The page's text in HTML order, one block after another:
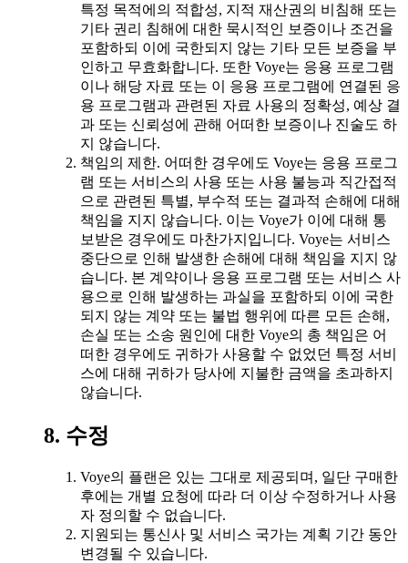
특정 목적에의 적합성, 지적 재산권의 비침해 또는
기타 권리 침해에 대한 묵시적인 보증이나 조건을
포함하되 이에 국한되지 않는 기타 모든 보증을 부
인하고 무효화합니다. 또한 Voye는 응용 프로그램
이나 해당 자료 또는 이 응용 프로그램에 연결된 응
용 프로그램과 관련된 자료 사용의 정확성, 예상 결
과 또는 신뢰성에 관해 어떠한 보증이나 진술도 하
지 않습니다.
책임의 제한. 어떠한 경우에도 Voye는 응용 프로그
램 또는 서비스의 사용 또는 사용 불능과 직간접적
으로 관련된 특별, 부수적 또는 결과적 손해에 대해
책임을 지지 않습니다. 이는 Voye가 이에 대해 통
보받은 경우에도 마찬가지입니다. Voye는 서비스
중단으로 인해 발생한 손해에 대해 책임을 지지 않
습니다. 본 계약이나 응용 프로그램 또는 서비스 사
용으로 인해 발생하는 과실을 포함하되 이에 국한
되지 않는 계약 또는 불법 행위에 따른 모든 손해,
손실 또는 소송 원인에 대한 Voye의 총 책임은 어
떠한 경우에도 귀하가 사용할 수 없었던 특정 서비
스에 대해 귀하가 당사에 지불한 금액을 초과하지
않습니다.
8. 수정
Voye의 플랜은 있는 그대로 제공되며, 일단 구매한
후에는 개별 요청에 따라 더 이상 수정하거나 사용
자 정의할 수 없습니다.
지원되는 통신사 및 서비스 국가는 계획 기간 동안
변경될 수 있습니다.